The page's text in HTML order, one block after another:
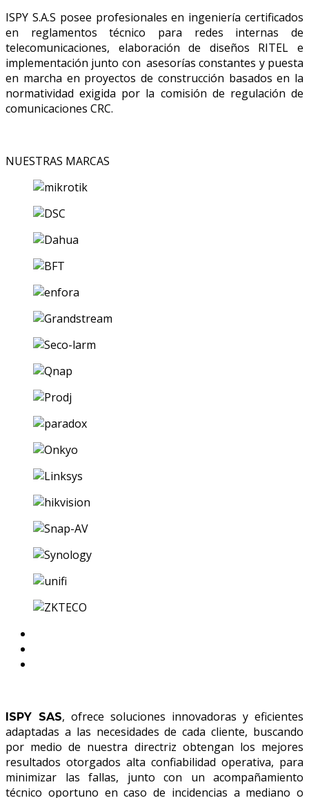
ISPY S.A.S posee profesionales en ingeniería certificados
en reglamentos técnico para redes internas de
telecomunicaciones, elaboración de diseños RITEL e
implementación junto con asesorías constantes y puesta
en marcha en proyectos de construcción basados en la
normatividad exigida por la comisión de regulación de
comunicaciones CRC.
NUESTRAS MARCAS
ISPY SAS, ofrece soluciones innovadoras y eficientes
adaptadas a las necesidades de cada cliente, buscando
por medio de nuestra directriz obtengan los mejores
resultados otorgados alta confiabilidad operativa, para
minimizar las fallas, junto con un acompañamiento
técnico oportuno en caso de incidencias a mediano o